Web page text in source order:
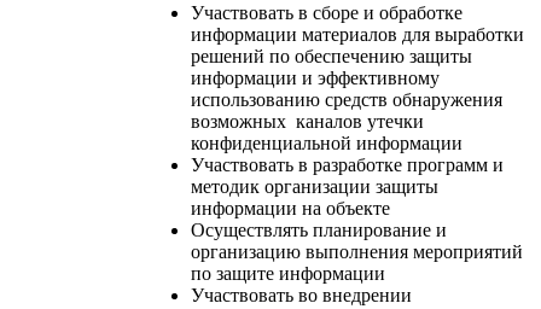
Участвовать в сборе и обработке
информации материалов для выработки
решений по обеспечению защиты
информации и эффективному
использованию средств обнаружения
возможных каналов утечки
конфиденциальной информации
Участвовать в разработке программ и
методик организации защиты
информации на объекте
Осуществлять планирование и
организацию выполнения мероприятий
по защите информации
Участвовать во внедрении